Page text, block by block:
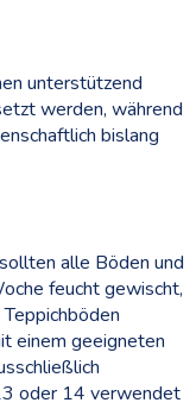
unterstützend
werden, während
bislang
alle Böden und
feucht gewischt,
einem geeigneten
oder 14 verwendet